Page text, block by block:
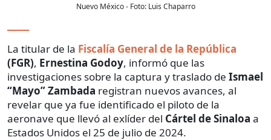
Nuevo México- Foto: Luis Chaparro
La titular de la Fiscalía General de la República
(FGR), Ernestina Godoy, informó que las
investigaciones sobre la captura y traslado de Ismael
“Mayo” Zambada registran nuevos avances, al
revelar que ya fue identificado el piloto de la
aeronave que llevó al exlíder del Cártel de Sinaloa a
Estados Unidos el 25 de julio de 2024.